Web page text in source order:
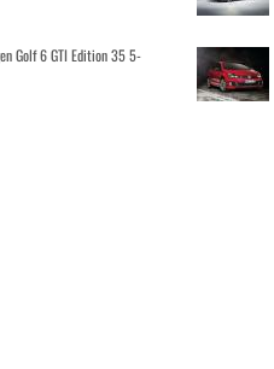
Golf 6 GTI Edition 35 5-